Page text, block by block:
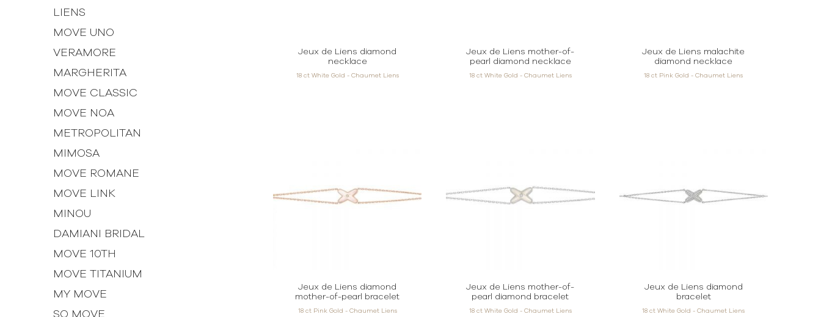
Jeux de Liens diamond
necklace
18 ct White Gold - Chaumet Liens
Jeux de Liens mother-of-
pearl diamond necklace
18 ct White Gold - Chaumet Liens
Jeux de Liens malachite
diamond necklace
18 ct Pink Gold - Chaumet Liens
Jeux de Liens diamond
mother-of-pearl bracelet
18 ct Pink Gold - Chaumet Liens
Jeux de Liens mother-of-
pearl diamond bracelet
18 ct White Gold - Chaumet Liens
Jeux de Liens diamond
bracelet
18 ct White Gold - Chaumet Liens
LIENS
MOVE UNO
VERAMORE
MARGHERITA
MOVE CLASSIC
MOVE NOA
METROPOLITAN
MIMOSA
MOVE ROMANE
MOVE LINK
MINOU
DAMIANI BRIDAL
MOVE 10TH
MOVE TITANIUM
MY MOVE
SO MOVE